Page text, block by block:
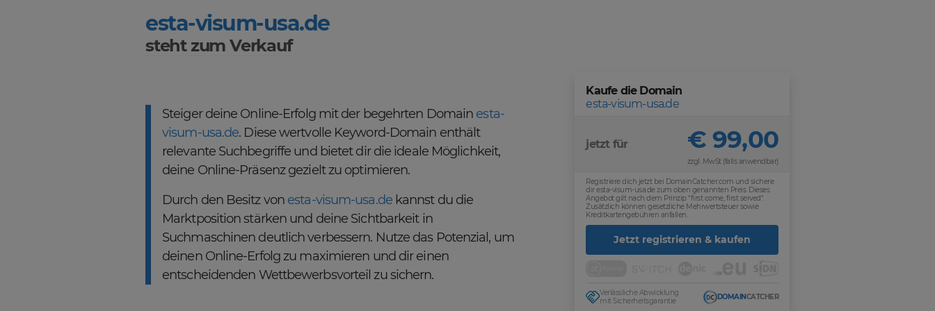
esta-visum-usa.de
steht zum Verkauf
Steiger deine Online-Erfolg mit der begehrten Domain esta-
visum-usa.de. Diese wertvolle Keyword-Domain enthält
relevante Suchbegriffe und bietet dir die ideale Möglichkeit,
deine Online-Präsenz gezielt zu optimieren.
Durch den Besitz von esta-visum-usa.dekannst du die
Marktposition stärken und deine Sichtbarkeit in
Suchmaschinen deutlich verbessern. Nutze das Potenzial, um
deinen Online-Erfolg zu maximieren und dir einen
entscheidenden Wettbewerbsvorteil zu sichern.
Kaufe die Domain
esta-visum-usa.de
jetzt für € 99,00
zzgl. MwSt (falls anwendbar)
Registriere dich jetzt bei DomainCatcher.com und sichere
dir esta-visum-usa.de zum oben genannten Preis. Dieses
Angebot gilt nach dem Prinzip "first come, first served".
Zusätzlich können gesetzliche Mehrwertsteuer sowie
Kreditkartengebühren anfallen.
Jetzt registrieren & kaufen
Verlässliche Abwicklung
mit Sicherheitsgarantie
DOMAINCATCHER